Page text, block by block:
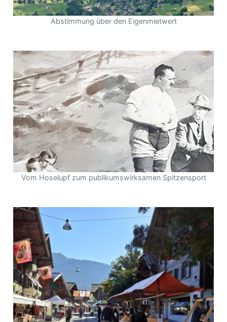
Abstimmung über den Eigenmietwert
Vom Hoselupf zum publikumswirksamen Spitzensport